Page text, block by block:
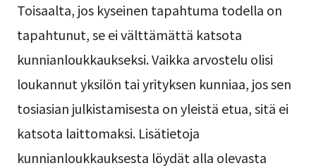
Toisaalta, jos kyseinen tapahtuma todella on
tapahtunut, se ei välttämättä katsota
kunnianloukkaukseksi. Vaikka arvostelu olisi
loukannut yksilön tai yrityksen kunniaa, jos sen
tosiasian julkistamisesta on yleistä etua, sitä ei
katsota laittomaksi. Lisätietoja
kunnianloukkauksesta löydät alla olevasta